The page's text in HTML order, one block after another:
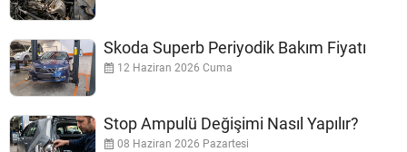
Skoda Superb Periyodik Bakım Fiyatı
12 Haziran 2026 Cuma
Stop Ampulü Değişimi Nasıl Yapılır?
08 Haziran 2026 Pazartesi